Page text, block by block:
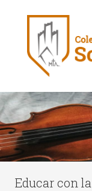
Educar con